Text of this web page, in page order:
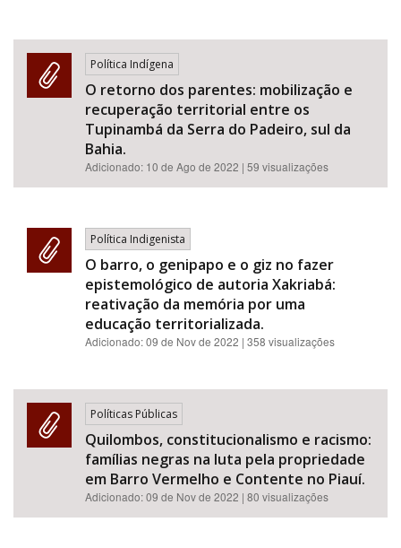
Política Indígena
O retorno dos parentes: mobilização e
recuperação territorial entre os
Tupinambá da Serra do Padeiro, sul da
Bahia.
Adicionado: 10 de Ago de 2022 | 59 visualizações
Política Indigenista
O barro, o genipapo e o giz no fazer
epistemológico de autoria Xakriabá:
reativação da memória por uma
educação territorializada.
Adicionado:09 de Nov de 2022 | 358 visualizações
Políticas Públicas
Quilombos, constitucionalismo e racismo:
famílias negras na luta pela propriedade
em Barro Vermelho e Contente no Piauí.
Adicionado:09 de Nov de 2022 | 80 visualizações